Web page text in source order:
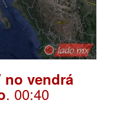
no vendrá
. 00:40